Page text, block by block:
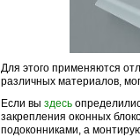
Для этого применяются
различных материалов,
Если вы здесь
закрепления оконных
подоконниками, а